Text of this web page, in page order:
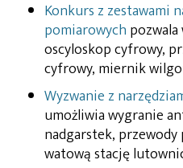
Konkurs z zestawami
pomiarowych
oscyloskop cyfrowy,
cyfrowy, miernik
Wyzwanie z
umożliwia wygranie
nadgarstek, przewody
watową stację